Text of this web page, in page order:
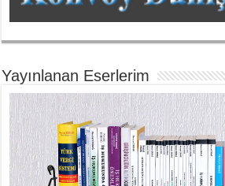
Yayınlanan Eserlerim